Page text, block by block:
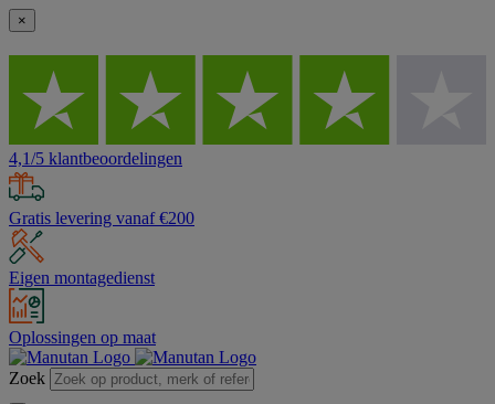
×
4,1/5 klantbeoordelingen
Gratis levering vanaf €200
Eigen montagedienst
Oplossingen op maat
Zoek